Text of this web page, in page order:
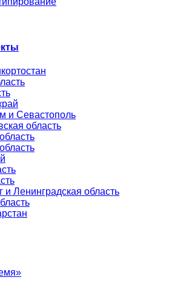
и Севастополь
область
и Ленинградская область